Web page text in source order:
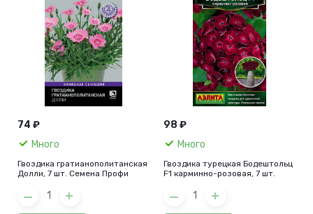
74 ₽
Много
Гвоздика гратианополитанская
Долли, 7 шт. Семена Профи
98 ₽
Много
Гвоздика турецкая Бодештольц
F1 карминно-розовая, 7 шт.